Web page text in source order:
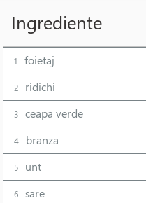
Ingrediente
1 foietaj
2 ridichi
3 ceapa verde
4 branza
5 unt
6 sare